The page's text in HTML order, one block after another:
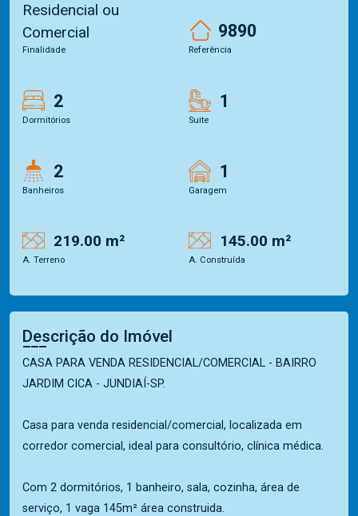
Residencial ou
Comercial
Finalidade
9890
Referência
2
Dormitórios
1
Suite
2
Banheiros
1
Garagem
219.00 m²
A. Terreno
145.00 m²
A. Construída
Descrição do Imóvel
CASA PARA VENDA RESIDENCIAL/COMERCIAL - BAIRRO
JARDIM CICA - JUNDIAÍ-SP.
Casa para venda residencial/comercial, localizada em
corredor comercial, ideal para consultório, clínica médica.
Com 2 dormitórios, 1 banheiro, sala, cozinha, área de
serviço, 1 vaga 145m² área construida.